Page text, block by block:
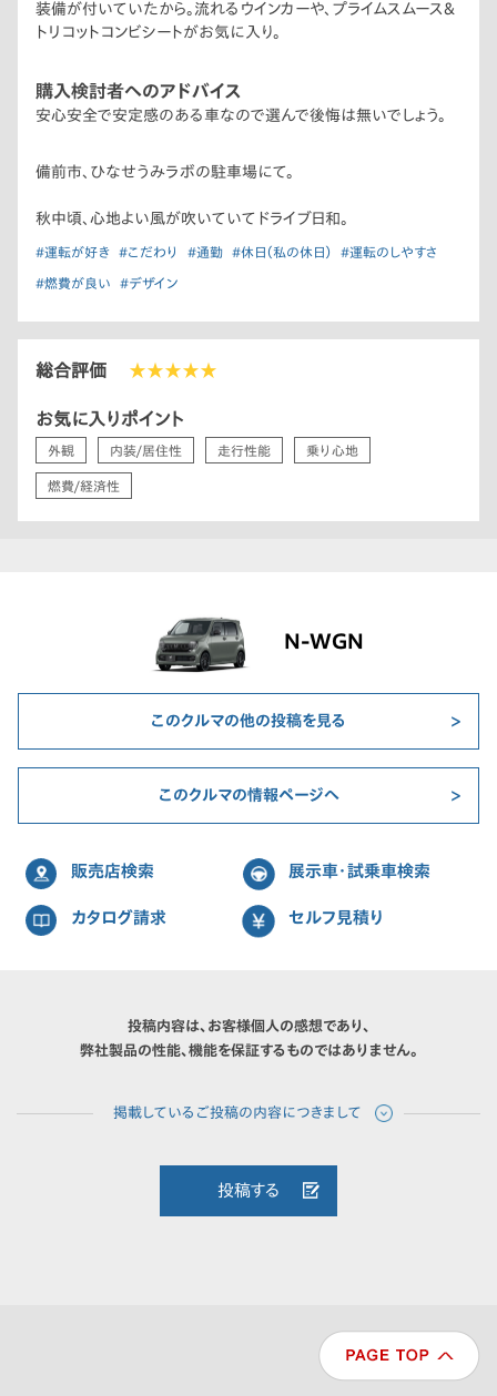
装備が付いていたから。流れるウインカーや、プライムスムース&
トリコットコンビシートがお気に入り。
購入検討者へのアドバイス
安心安全で安定感のある車なので選んで後悔は無いでしょう。
備前市、ひなせうみラボの駐車場にて。
秋中頃、心地よい風が吹いていてドライブ日和。
#運転が好き #こだわり #通勤 #休日（私の休日） #運転のしやすさ
#燃費が良い #デザイン
総合評価 ★★★★★
お気に入りポイント
外観 内装/居住性 走行性能 乗り心地
燃費/経済性
N-WGN
このクルマの他の投稿を見る
このクルマの情報ページへ
販売店検索 展示車・試乗車検索
カタログ請求 セルフ見積り
投稿内容は、お客様個人の感想であり、
弊社製品の性能、機能を保証するものではありません。
投稿する